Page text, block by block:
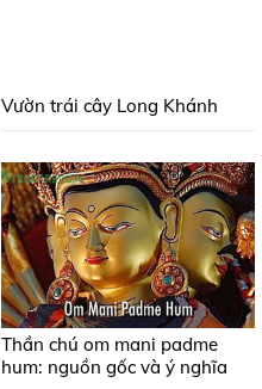
Vườn trái cây Long Khánh
Thần chú om mani padme
hum: nguồn gốc và ý nghĩa